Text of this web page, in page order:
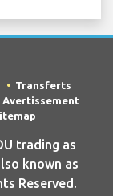
Transferts
Avertissement
trading as
known as
Reserved.